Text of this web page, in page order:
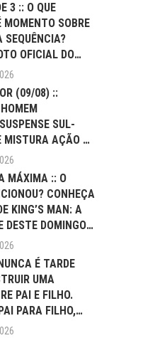
3 :: O QUE
MOMENTO SOBRE
SEQUÊNCIA?
OFICIAL DO
(09/08) ::
SUL-
MISTURA AÇÃO E
MÁXIMA :: O
CONHEÇA
KING’S MAN: A
DESTE DOMINGO
É TARDE
UMA
PAI E FILHO.
PARA FILHO,